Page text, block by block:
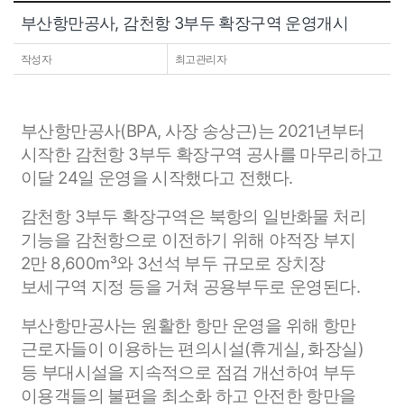
공지사항
이용후기
부산항만공사, 감천항 3부두 확장구역 운영개시
작성자 최고관리자
부산항만공사(BPA, 사장 송상근)는 2021년부터
시작한 감천항 3부두 확장구역 공사를 마무리하고
이달 24일 운영을 시작했다고 전했다.
감천항 3부두 확장구역은 북항의 일반화물 처리
기능을 감천항으로 이전하기 위해 야적장 부지
2만 8,600m³와 3선석 부두 규모로 장치장
보세구역 지정 등을 거쳐 공용부두로 운영된다.
부산항만공사는 원활한 항만 운영을 위해 항만
근로자들이 이용하는 편의시설(휴게실, 화장실)
등 부대시설을 지속적으로 점검 개선하여 부두
이용객들의 불편을 최소화 하고 안전한 항만을